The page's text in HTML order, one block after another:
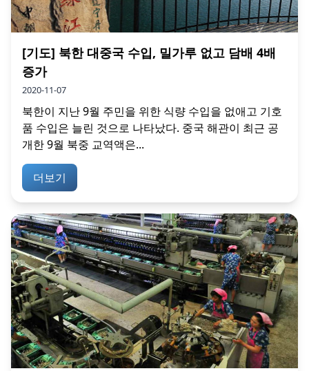
[기도] 북한 대중국 수입, 밀가루 없고 담배 4배
증가
2020-11-07
북한이 지난 9월 주민을 위한 식량 수입을 없애고 기호
품 수입은 늘린 것으로 나타났다. 중국 해관이 최근 공
개한 9월 북중 교역액은...
더보기